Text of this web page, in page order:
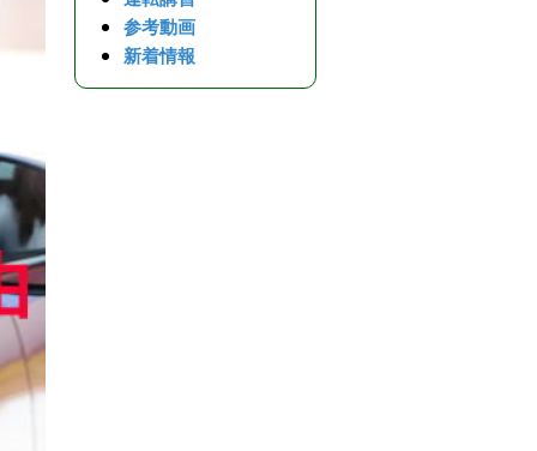
参考動画
新着情報